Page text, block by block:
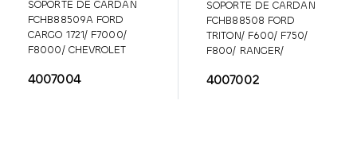
SOPORTE DE CARDAN
FCHB88509A FORD
CARGO 1721/ F7000/
F8000/ CHEVROLET
3100/3300
4007004
SOPORTE DE CARDAN
FCHB88508 FORD
TRITON/ F600/ F750/
F800/ RANGER/
HB88508
4007002